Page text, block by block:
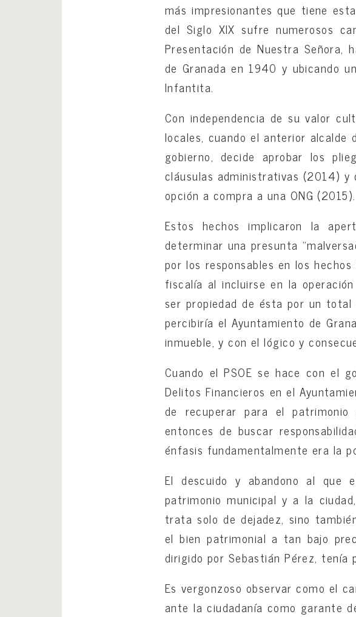
más impresionantes que tiene
del Siglo XIX sufre numerosos
Presentación de Nuestra Señora,
de Granada en 1940 y ubicando
Infantita.
Con independencia de su valor
locales, cuando el anterior alcalde
gobierno, decide aprobar los
cláusulas administrativas (2014) y
opción a compra a una ONG (2015).
Estos hechos implicaron la
determinar una presunta
por los responsables en los
fiscalía al incluirse en la
ser propiedad de ésta por un
percibiría el Ayuntamiento de
inmueble, y con el lógico y
Cuando el PSOE se hace con el
Delitos Financieros en el
de recuperar para el
entonces de buscar
énfasis fundamentalmente era la
El descuido y abandono al que
patrimonio municipal y a la
trata solo de dejadez, sino
el bien patrimonial a tan bajo
dirigido por Sebastián Pérez, tenía
Es vergonzoso observar como el
ante la ciudadanía como garante